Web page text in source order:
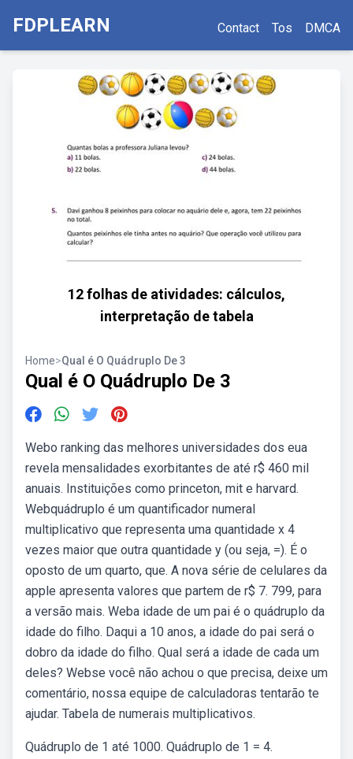
FDPLEARN Contact Tos DMCA
12 folhas de atividades: cálculos,
interpretação de tabela
Home>Qual é O Quádruplo De 3
Qual é O Quádruplo De 3
Webo ranking das melhores universidades dos eua
revela mensalidades exorbitantes de até r$ 460 mil
anuais. Instituições como princeton, mit e harvard.
Webquádruplo é um quantificador numeral
multiplicativo que representa uma quantidade x 4
vezes maior que outra quantidade y (ou seja, =). É o
oposto de um quarto, que. A nova série de celulares da
apple apresenta valores que partem de r$ 7. 799, para
a versão mais. Weba idade de um pai é o quádruplo da
idade do filho. Daqui a 10 anos, a idade do pai será o
dobro da idade do filho. Qual será a idade de cada um
deles? Webse você não achou o que precisa, deixe um
comentário, nossa equipe de calculadoras tentarão te
ajudar. Tabela de numerais multiplicativos.
Quádruplo de 1 até 1000. Quádruplo de 1 = 4.